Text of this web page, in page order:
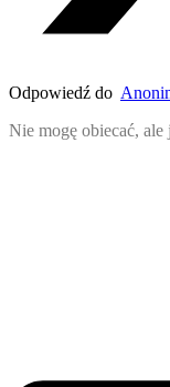
Odpowiedź do
Nie mogę obiecać, ale